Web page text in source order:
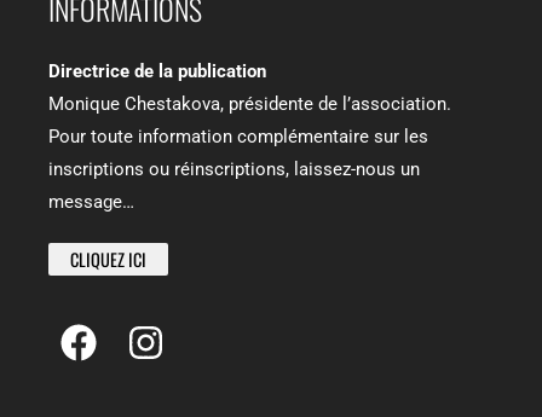
Directrice de la publication
Monique Chestakova, présidente de l’association.
Pour toute information complémentaire sur les
inscriptions ou réinscriptions, laissez-nous un
message…
CLIQUEZ ICI